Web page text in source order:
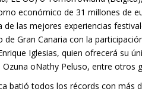
económico de 31 millones de
de las mejores experiencias
de Gran Canaria con la
Iglesias, quien ofrecerá su
oNathy Peluso, entre otros
batió todos los récords con más